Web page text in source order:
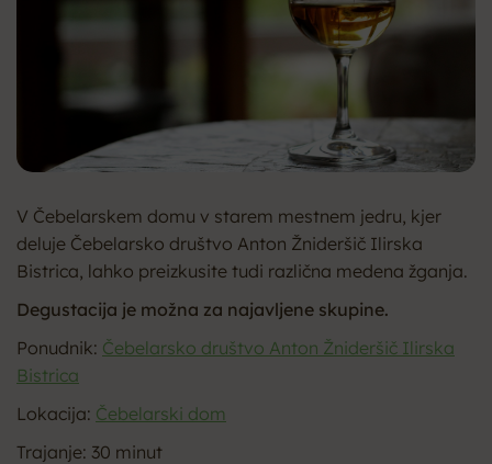
V Čebelarskem domu v starem mestnem jedru, kjer
deluje Čebelarsko društvo Anton Žnideršič Ilirska
Bistrica, lahko preizkusite tudi različna medena žganja.
Degustacija je možna za najavljene skupine.
Ponudnik: Čebelarsko društvo Anton Žnideršič Ilirska
Bistrica
Lokacija: Čebelarski dom
Trajanje: 30 minut